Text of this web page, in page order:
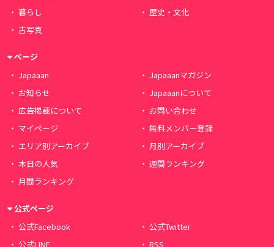
暮らし
歴史・文化
古写真
ページ
Japaaan
Japaaanマガジン
お知らせ
Japaaanについて
広告掲載について
お問い合わせ
マイページ
無料メンバー登録
エリア別アーカイブ
月別アーカイブ
本日の人気
週間ランキング
月間ランキング
公式ページ
公式Facebook
公式Twitter
公式LINE
RSS